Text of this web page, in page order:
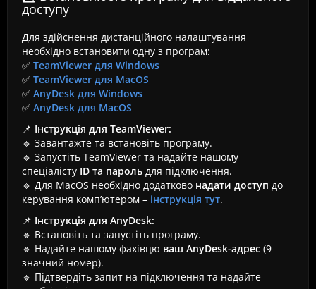
доступу
Для здійснення дистанційного налаштування
необхідно встановити одну з програм:
✅ TeamViewer для Windows
✅ TeamViewer для MacOS
✅ AnyDesk для Windows
✅ AnyDesk для MacOS
📌 Інструкція для TeamViewer:
🔹 Завантажте та встановіть програму.
🔹 Запустіть TeamViewer та надайте нашому
спеціалісту ID та пароль для підключення.
🔹 Для MacOS необхідно додатково надати доступ до
керування комп’ютером – інструкція тут.
📌 Інструкція для AnyDesk:
🔹 Встановіть та запустіть програму.
🔹 Надайте нашому фахівцю ваш AnyDesk-адрес (9-
значний номер).
🔹 Підтвердіть запит на підключення та надайте